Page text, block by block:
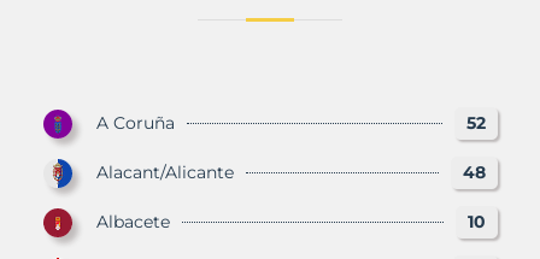
A Coruña 52
Alacant/Alicante 48
Albacete 10